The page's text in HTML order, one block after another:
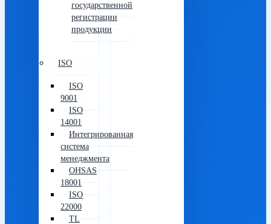
государственной
регистрации
продукции
ISO
ISO
9001
ISO
14001
Интегрированная
система
менеджмента
OHSAS
18001
ISO
22000
TL